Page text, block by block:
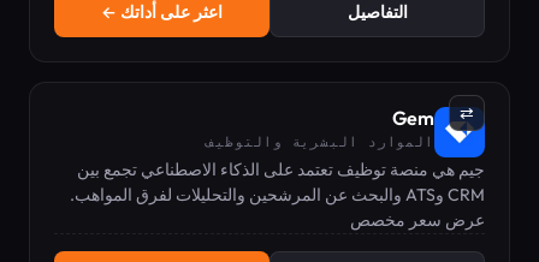
التفاصيل اعثر على أداتك ←
⇄
Gem
الموارد البشرية والتوظيف
جيم هي منصة توظيف تعتمد على الذكاء الاصطناعي تجمع بين
CRM وATS والبحث عن المرشحين والتحليلات لفرق المواهب.
عرض سعر مخصص